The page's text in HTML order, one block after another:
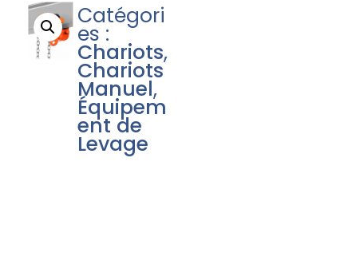
Catégori
es :
Chariots,
Chariots
Manuel,
Équipem
ent de
Levage